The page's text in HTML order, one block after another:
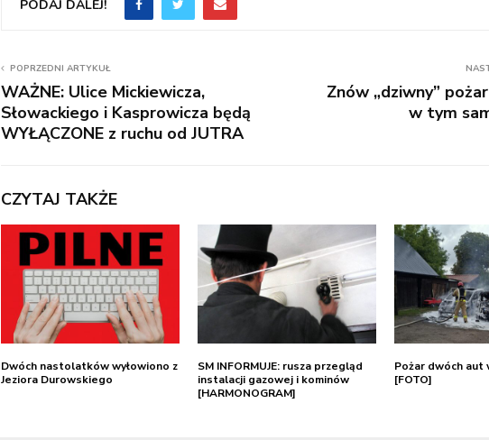
PODAJ DALEJ!
POPRZEDNI ARTYKUŁ
WAŻNE: Ulice Mickiewicza,
Słowackiego i Kasprowicza będą
WYŁĄCZONE z ruchu od JUTRA
Znów „dziwny”
w tym
CZYTAJ TAKŻE
Dwóch nastolatków wyłowiono z
Jeziora Durowskiego
SM INFORMUJE: rusza przegląd
instalacji gazowej i kominów
[HARMONOGRAM]
Pożar dwóch aut
[FOTO]